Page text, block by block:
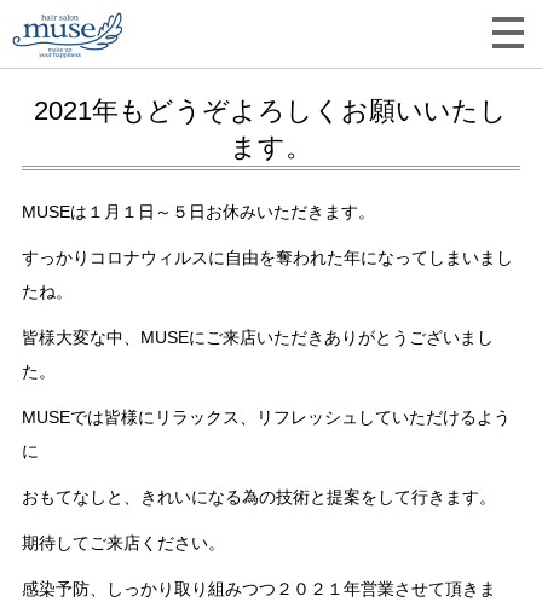
2021年もどうぞよろしくお願いいたし
ます。
MUSEは１月１日～５日お休みいただきます。
すっかりコロナウィルスに自由を奪われた年になってしまいまし
たね。
皆様大変な中、MUSEにご来店いただきありがとうございまし
た。
MUSEでは皆様にリラックス、リフレッシュしていただけるよう
に
おもてなしと、きれいになる為の技術と提案をして行きます。
期待してご来店ください。
感染予防、しっかり取り組みつつ２０２１年営業させて頂きま